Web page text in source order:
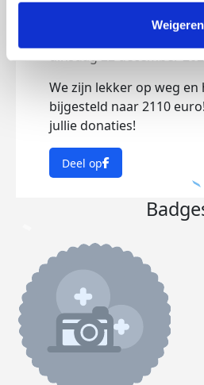
Weigeren
dinsdag 22 december
We zijn lekker op weg en
bijgesteld naar 2110
jullie donaties!
Deel op